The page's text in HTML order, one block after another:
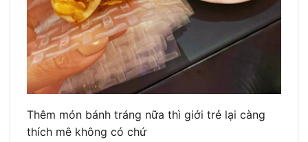
Thêm món bánh tráng nữa thì giới trẻ lại càng
thích mê không có chứ